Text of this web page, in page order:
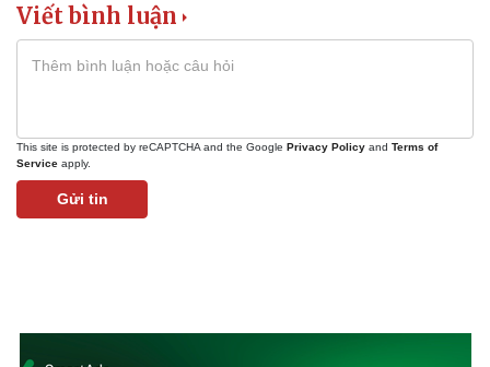
Viết bình luận
This site is protected by reCAPTCHA and the Google Privacy Policy and Terms of
Service apply.
Gửi tin